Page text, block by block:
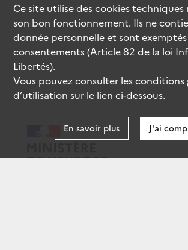
Ce site utilise descookiestechniques
son bon fonctionnement. Ils ne
donnée personnelle et sont
consentements (Article 82 de la loi
Libertés).
Vous pouvez consulter les conditions
d’utilisation sur le lien ci-dessous.
En savoir plus J'ai